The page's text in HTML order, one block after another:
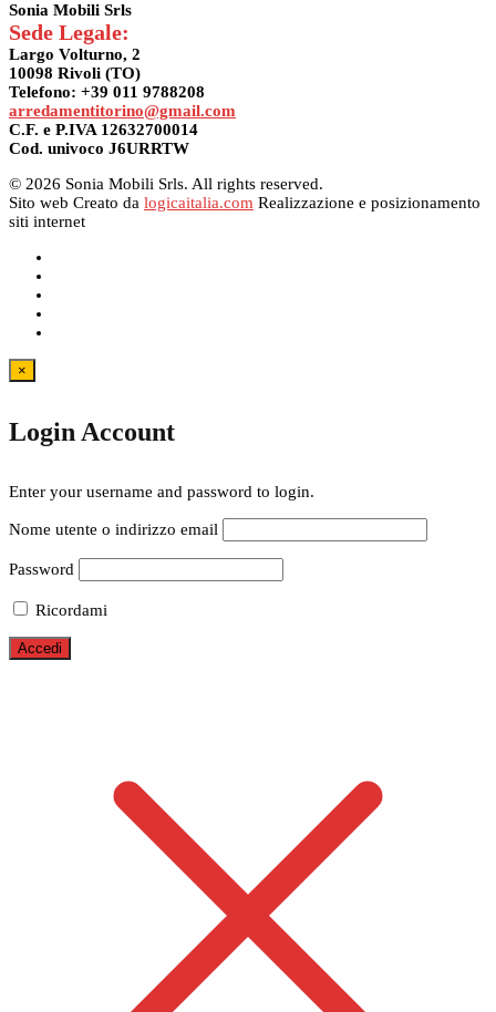
Sonia Mobili Srls
Sede Legale:
Largo Volturno, 2
10098 Rivoli (TO)
Telefono: +39 011 9788208
arredamentitorino@gmail.com
C.F. e P.IVA 12632700014
Cod. univoco J6URRTW
© 2026 Sonia Mobili Srls. All rights reserved.
Sito web Creato da logicaitalia.com Realizzazione e posizionamento
siti internet
×
Login Account
Enter your username and password to login.
Nome utente o indirizzo email
Password
Ricordami